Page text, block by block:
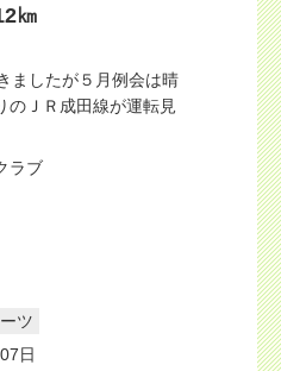
㎞
ましたが５月例会は晴
のＪＲ成田線が運転見
ラブ
ツ
日